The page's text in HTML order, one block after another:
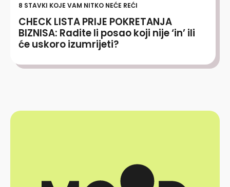
8 STAVKI KOJE VAM NITKO NEĆE REĆI
CHECK LISTA PRIJE POKRETANJA
BIZNISA: Radite li posao koji nije ‘in’ ili
će uskoro izumrijeti?